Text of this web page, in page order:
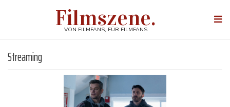
Filmszene.
VON FILMFANS, FÜR FILMFANS
Streaming